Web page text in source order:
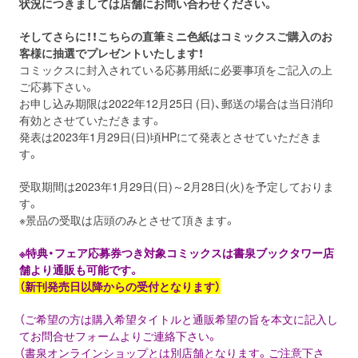
状況につきましては店舗にお問い合わせください。
そしてさらに！！こちらの直筆ミニ色紙はコミックスご購入のお
客様に抽選でプレゼントいたします！
コミックスに封入されている応募用紙に必要事項をご記入の上
ご応募下さい。
お申し込み期限は2022年12月25日 (日)、郵送の場合は当日消印
有効とさせていただきます。
発表は2023年1月29日(日)頃HPにて発表とさせていただきま
す。
受取期間は2023年1月29日(日)～2月28日(火)を予定しておりま
す。
※景品の受取は店頭のみとさせて頂きます。
※特典・フェア応募券つき対象コミックスは書泉ブックタワー店
舗より通販も可能です。
（新刊発売日以降からの受付となります）
（ご希望の⽅は購⼊希望タイトルと通販希望の旨を本⽂に記⼊し
てお問合せフォームよりご連絡下さい。
（書泉オンラインショップとは別店舗となります。ご注意下さ